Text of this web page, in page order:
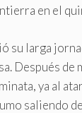
en el
su larga
Después de
ya al
saliendo